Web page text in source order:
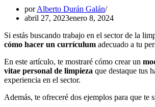
porAlberto Durán Galán
abril 27, 2023enero 8, 2024
Si estás buscando trabajo en el sector de la
cómo hacer un currículum adecuado a tu
En este artículo, te mostraré cómo crear un
vitae personal de limpieza que destaque tus
experiencia en el sector.
Además, te ofreceré dos ejemplos para que te